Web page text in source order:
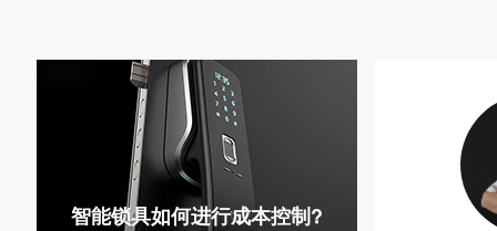
立即咨询
智能锁具如何进行成本控制?